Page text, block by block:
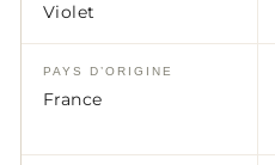
Violet
PAYS D’ORIGINE
France